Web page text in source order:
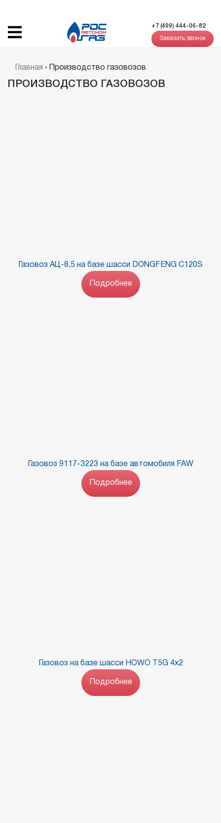
+7 (499) 444-06-82
Заказать звонок
Главная › Производство газовозов
ПРОИЗВОДСТВО ГАЗОВОЗОВ
Газовоз АЦ-8,5 на базе шасси DONGFENG C120S
Подробнее
Газовоз 9117-3223 на базе автомобиля FAW
Подробнее
Газовоз на базе шасси HOWO T5G 4х2
Подробнее